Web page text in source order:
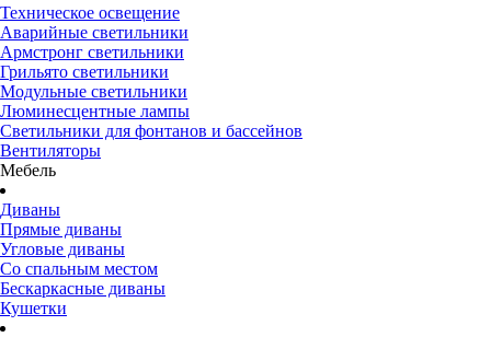
Техническое освещение
Аварийные светильники
Армстронг светильники
Грильято светильники
Модульные светильники
Люминесцентные лампы
Светильники для фонтанов и бассейнов
Вентиляторы
Мебель
Диваны
Прямые диваны
Угловые диваны
Со спальным местом
Бескаркасные диваны
Кушетки